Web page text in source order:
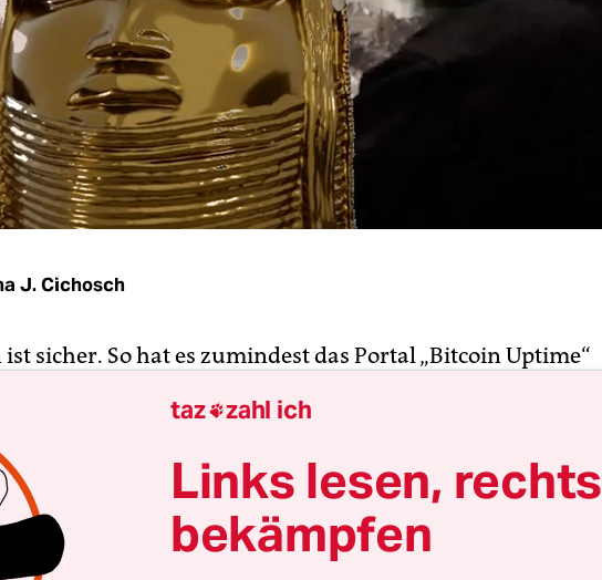
J. Cichosch
sicher. So hat es zumindest das Portal „Bitcoin Uptime“
Währung erreichbar. Doch was heißt schon sicher?
die Kriterien ändert, um die zwischenzeitlich massiv
Digitalwährung zu bewerten, geraten sicher geglaubte
ins Wanken.
taz zahl ich
Links lesen, rechts
bekämpfen